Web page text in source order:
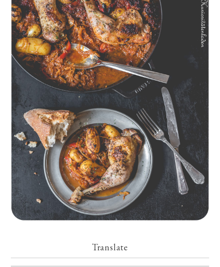
Geschmorte Hähnchenschenkel auf Paprikakraut und kleinen
Kartoffeln
Translate